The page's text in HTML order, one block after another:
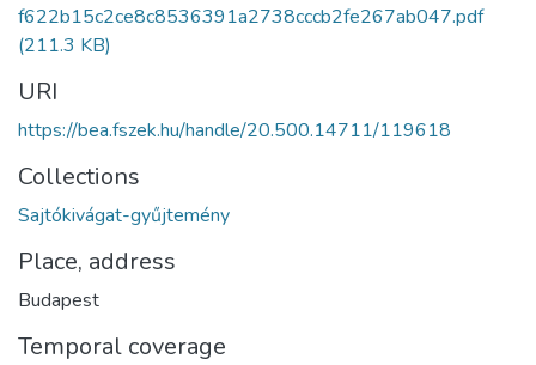
f622b15c2ce8c8536391a2738cccb2fe267ab047.pdf
(211.3 KB)
URI
https://bea.fszek.hu/handle/20.500.14711/119618
Collections
Sajtókivágat-gyűjtemény
Place, address
Budapest
Temporal coverage